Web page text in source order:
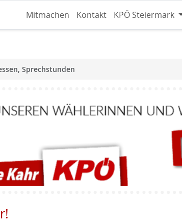
Mitmachen Kontakt KPÖ Steiermark
Sprechstunden